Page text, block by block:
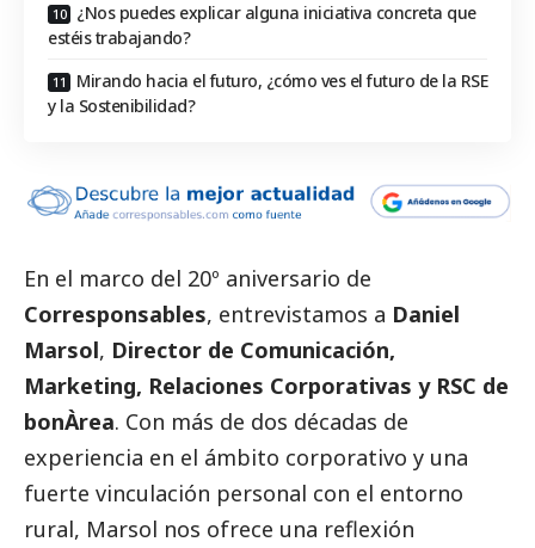
¿Nos puedes explicar alguna iniciativa concreta que
estéis trabajando?
Mirando hacia el futuro, ¿cómo ves el futuro de la RSE
y la Sostenibilidad?
En el marco del 20º aniversario de
Corresponsables, entrevistamos a Daniel
Marsol, Director de Comunicación,
Marketing, Relaciones Corporativas y RSC de
bonÀrea. Con más de dos décadas de
experiencia en el ámbito corporativo y una
fuerte vinculación personal con el entorno
rural, Marsol nos ofrece una reflexión